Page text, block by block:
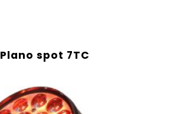
Plano spot 7TC